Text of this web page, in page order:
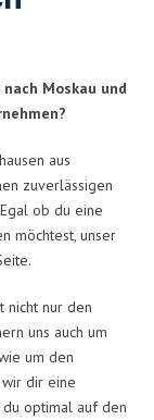
Moskau und
aus
zuverlässigen
ob du eine
möchtest, unser
nicht nur den
uns auch um
um den
wir dir eine
optimal auf den